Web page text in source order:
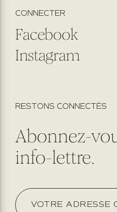
CONNECTER
Facebook
Instagram
RESTONS CONNECTÉS
Abonnez-
info-lettre.